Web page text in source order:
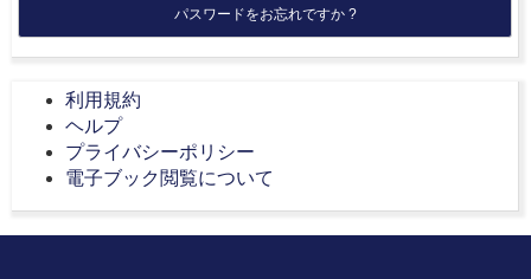
パスワードをお忘れですか ?
利用規約
ヘルプ
プライバシーポリシー
電子ブック閲覧について